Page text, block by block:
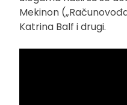
Mekinon
Katrina Balf i drugi.